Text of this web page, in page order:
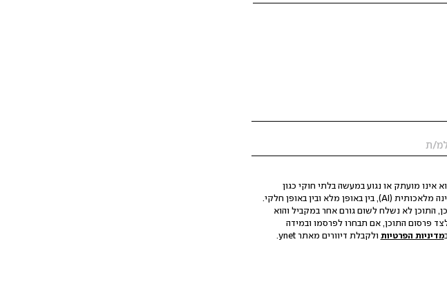
מועתק או נגוע במעשה בלתי חוקי כגון
הסגת גבול ופגיעה בפרטיות. התוכן לא הופק, לא נערך ולא עבר כל עיבוד באמצעות בינה מלאכותית (AI), בין באופן מלא ובין באופן חלקי.
התוכן לא נשלח לשום גורם אחר במקביל והוא
פרסום התוכן, אם תבחרו לפרסמו ובמידה
מדיניות הפרטיות ולקבלת דיוורים מאתר ynet.